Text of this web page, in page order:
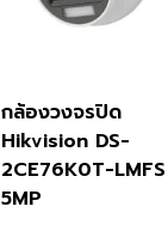
กล้องวงจรปิด
Hikvision DS-
2CE76K0T-LMFS
5MP